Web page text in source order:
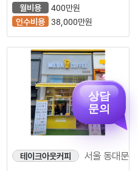
월비용
400만원
인수비용 38,000만원
테이크아웃커피 서울 동대문구
상담
문의